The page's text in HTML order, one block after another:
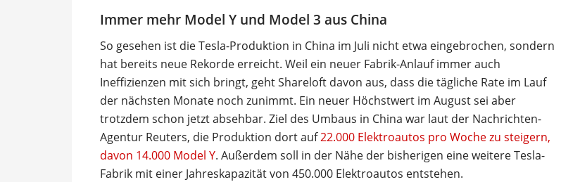
Immer mehr Model Y und Model 3 aus China
So gesehen ist die Tesla-Produktion in China im Juli nicht etwa eingebrochen, sondern
hat bereits neue Rekorde erreicht. Weil ein neuer Fabrik-Anlauf immer auch
Ineffizienzen mit sich bringt, geht Shareloft davon aus, dass die tägliche Rate im Lauf
der nächsten Monate noch zunimmt. Ein neuer Höchstwert im August sei aber
trotzdem schon jetzt absehbar. Ziel des Umbaus in China war laut der Nachrichten-
Agentur Reuters, die Produktion dort auf22.000 Elektroautos pro Woche zu steigern,
davon 14.000 Model Y. Außerdem soll in der Nähe der bisherigen eine weitere Tesla-
Fabrik mit einer Jahreskapazität von 450.000 Elektroautos entstehen.